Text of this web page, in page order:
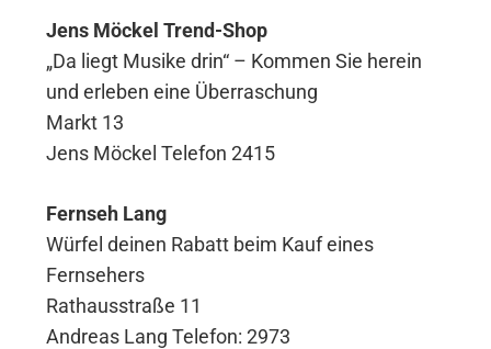
Jens Möckel Trend-Shop
„Da liegt Musike drin“ – Kommen Sie herein
und erleben eine Überraschung
Markt 13
Jens Möckel Telefon 2415
Fernseh Lang
Würfel deinen Rabatt beim Kauf eines
Fernsehers
Rathausstraße 11
Andreas Lang Telefon: 2973